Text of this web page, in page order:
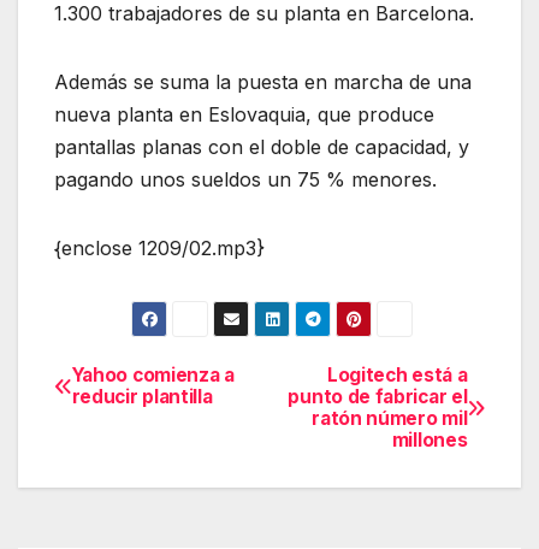
1.300 trabajadores de su planta en Barcelona.
Además se suma la puesta en marcha de una
nueva planta en Eslovaquia, que produce
pantallas planas con el doble de capacidad, y
pagando unos sueldos un 75 % menores.
{enclose 1209/02.mp3}
Navegación
entradas
Logitech está a
punto de fabricar el
ratón número mil
millones
Yahoo comienza a
reducir plantilla